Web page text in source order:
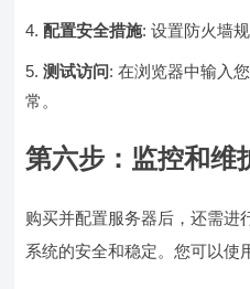
配置安全措施: 设置防火墙
测试访问: 在浏览器中输入
常。
第六步：监控和维
购买并配置服务器后，还需进
系统的安全和稳定。您可以使